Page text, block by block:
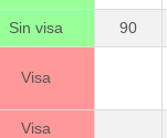
Sin visa 90
Visa
Visa